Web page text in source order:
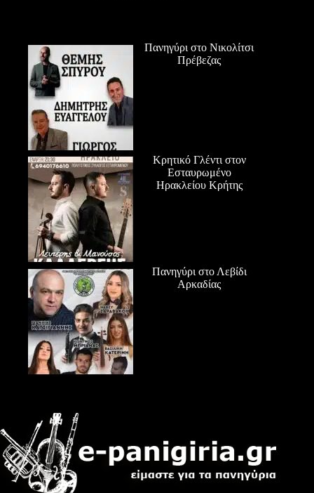
Πανηγύρι στο Νικολίτσι
Πρέβεζας
Κρητικό Γλέντι στον
Εσταυρωμένο
Ηρακλείου Κρήτης
Πανηγύρι στο Λεβίδι
Αρκαδίας